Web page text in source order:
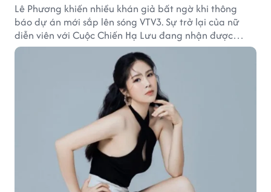
Lê Phương khiến nhiều khán giả bất ngờ khi thông
báo dự án mới sắp lên sóng VTV3. Sự trở lại của nữ
diễn viên với Cuộc Chiến Hạ Lưu đang nhận được
nhiều sự quan tâm.